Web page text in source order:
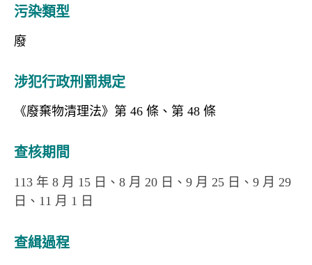
污染類型
廢
涉犯行政刑罰規定
《廢棄物清理法》第 46 條、第 48 條
查核期間
113 年 8 月 15 日、8 月 20 日、9 月 25 日、9 月 29
日、11 月 1 日
查緝過程